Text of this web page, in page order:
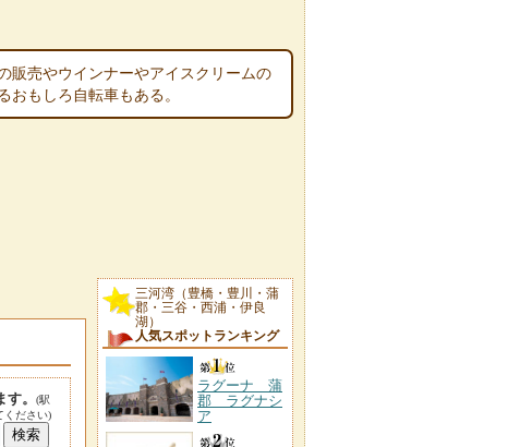
販売やウインナーやアイスクリームの
もしろ自転車もある。
。
(駅
ください)
三河湾（豊橋・豊川・蒲
郡・三谷・西浦・伊良
湖）
人気スポットランキング
ラグーナ 蒲
郡 ラグナシ
ア